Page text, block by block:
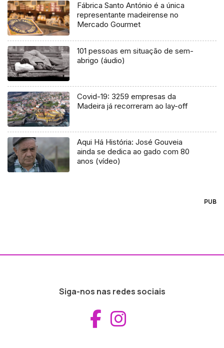
Fábrica Santo António é a única
representante madeirense no
Mercado Gourmet
101 pessoas em situação de sem-
abrigo (áudio)
Covid-19: 3259 empresas da
Madeira já recorreram ao lay-off
Aqui Há História: José Gouveia
ainda se dedica ao gado com 80
anos (vídeo)
PUB
Siga-nos nas redes sociais
Aceder ao